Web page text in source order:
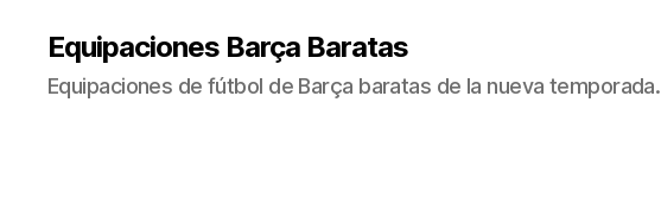
Equipaciones Barça Baratas
Equipaciones de fútbol de Barça baratas de la nueva temporada.